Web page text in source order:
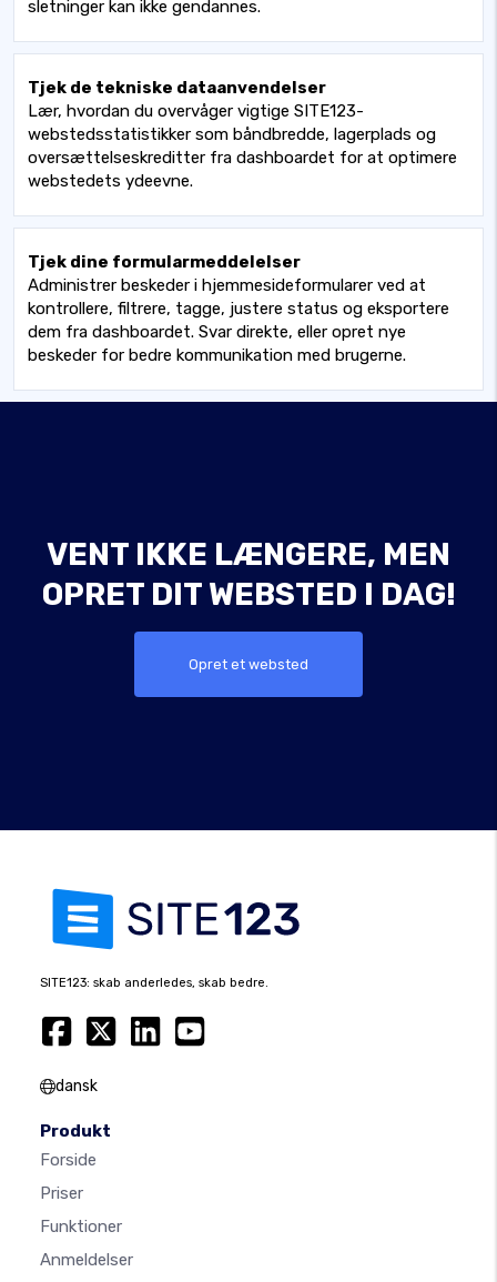
sletninger kan ikke gendannes.
Tjek de tekniske dataanvendelser
Lær, hvordan du overvåger vigtige SITE123-
webstedsstatistikker som båndbredde, lagerplads og
oversættelseskreditter fra dashboardet for at optimere
webstedets ydeevne.
Tjek dine formularmeddelelser
Administrer beskeder i hjemmesideformularer ved at
kontrollere, filtrere, tagge, justere status og eksportere
dem fra dashboardet. Svar direkte, eller opret nye
beskeder for bedre kommunikation med brugerne.
VENT IKKE LÆNGERE, MEN
OPRET DIT WEBSTED I DAG!
Opret et websted
SITE123: skab anderledes, skab bedre.
dansk
Produkt
Forside
Priser
Funktioner
Anmeldelser